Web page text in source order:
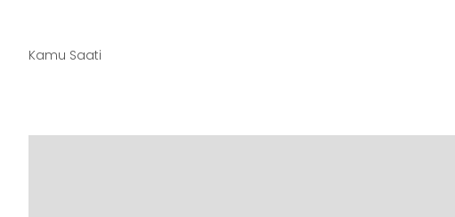
Kamu Saati